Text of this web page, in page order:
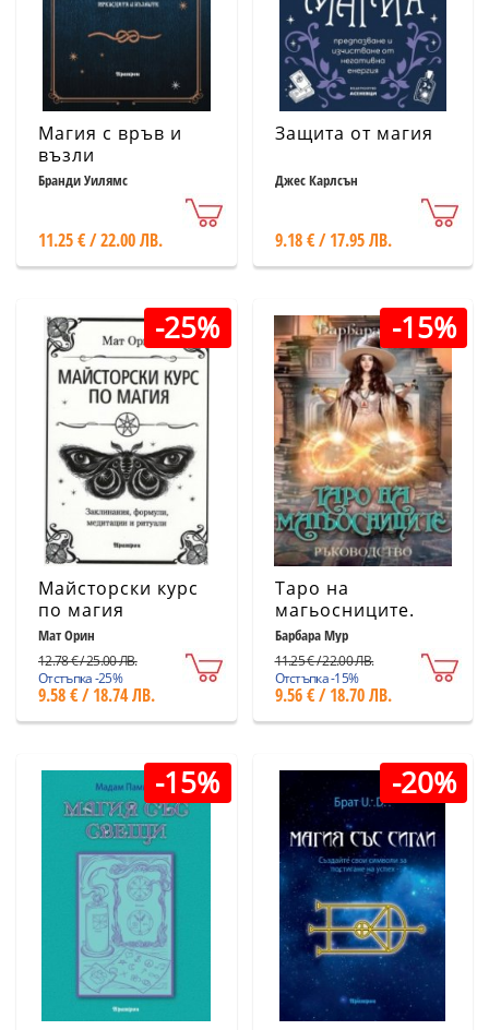
Магия с връв и
възли
Бранди Уилямс
11.25 € / 22.00 ЛВ.
Защита от магия
Джес Карлсън
9.18 € / 17.95 ЛВ.
-25%
Майсторски курс
по магия
Мат Орин
12.78 € / 25.00 ЛВ.
Отстъпка -25%
9.58 € / 18.74 ЛВ.
-15%
Таро на
магьосниците.
Ръководство
Барбара Мур
11.25 € / 22.00 ЛВ.
Отстъпка -15%
9.56 € / 18.70 ЛВ.
-15% -20%